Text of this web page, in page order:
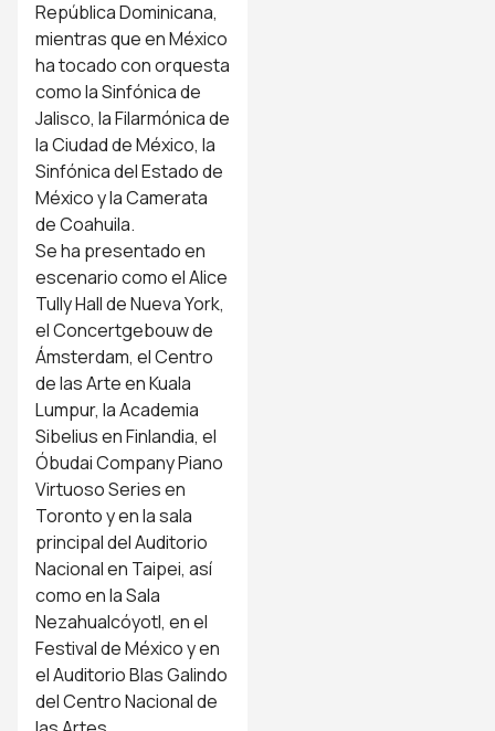
República Dominicana,
mientras que en México
ha tocado con orquesta
como la Sinfónica de
Jalisco, la Filarmónica de
la Ciudad de México, la
Sinfónica del Estado de
México y la Camerata
de Coahuila.
Se ha presentado en
escenario como el Alice
Tully Hall de Nueva York,
el Concertgebouw de
Ámsterdam, el Centro
de las Arte en Kuala
Lumpur, la Academia
Sibelius en Finlandia, el
Óbudai Company Piano
Virtuoso Series en
Toronto y en la sala
principal del Auditorio
Nacional en Taipei, así
como en la Sala
Nezahualcóyotl, en el
Festival de México y en
el Auditorio Blas Galindo
del Centro Nacional de